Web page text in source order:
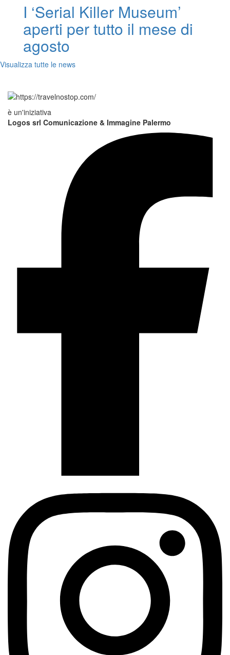
I ‘Serial Killer Museum’
aperti per tutto il mese di
agosto
Visualizza tutte le news
è un'iniziativa
Logos srl Comunicazione & Immagine Palermo